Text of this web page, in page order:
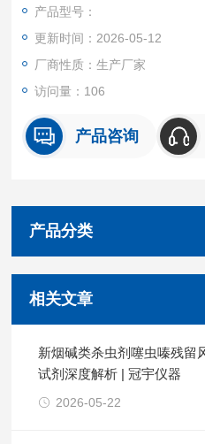
残留，波长412nm±2nm，抑制
产品型号：
更新时间：2026-05-12
厂商性质：生产厂家
访问量：106
产品咨询
产品分类
相关文章
新烟碱类杀虫剂噻虫嗪残留
试剂深度解析 | 冠宇仪器
2026-05-22